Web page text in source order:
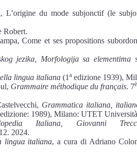
du mode subjonctif (le
Robert.
Come et ses propositions
jezika, Morfologija sa elementima
lingua italiana (1 a edizione 1939),
Grammaire méthodique du français. 7
Grammatica italiana,
edizione: 1989), Milano: UTET
Italiana, Giovanni
2024.
lingua italiana, a cura di Adriano